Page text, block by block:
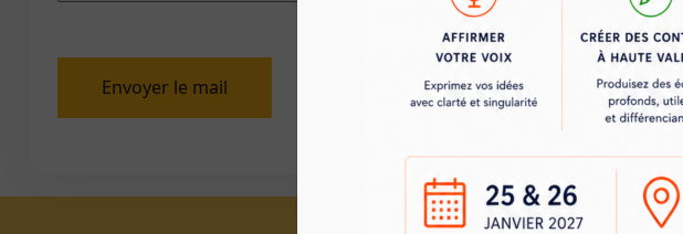
Envoyer le mail